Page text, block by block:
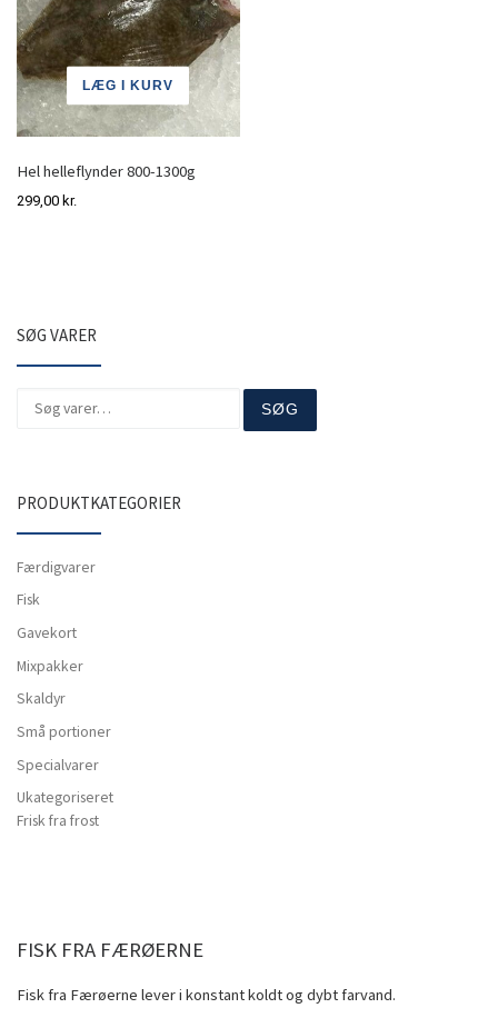
Hel helleflynder 800-1300g
299,00 kr.
LÆG I KURV
SØG VARER
SØG
PRODUKTKATEGORIER
Færdigvarer
Fisk
Gavekort
Mixpakker
Skaldyr
Små portioner
Specialvarer
Ukategoriseret
Frisk fra frost
FISK FRA FÆRØERNE
Fisk fra Færøerne lever i konstant koldt og dybt farvand.